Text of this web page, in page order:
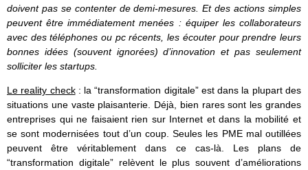
doivent pas se contenter de demi-mesures. Et des actions simples
peuvent être immédiatement menées : équiper les collaborateurs
avec des téléphones ou pc récents, les écouter pour prendre leurs
bonnes idées (souvent ignorées) d’innovation et pas seulement
solliciter les startups.
Le reality check: la “transformation digitale” est dans la plupart des
situations une vaste plaisanterie. Déjà, bien rares sont les grandes
entreprises qui ne faisaient rien sur Internet et dans la mobilité et
se sont modernisées tout d’un coup. Seules les PME mal outillées
peuvent être véritablement dans ce cas-là. Les plans de
“transformation digitale” relèvent le plus souvent d’améliorations